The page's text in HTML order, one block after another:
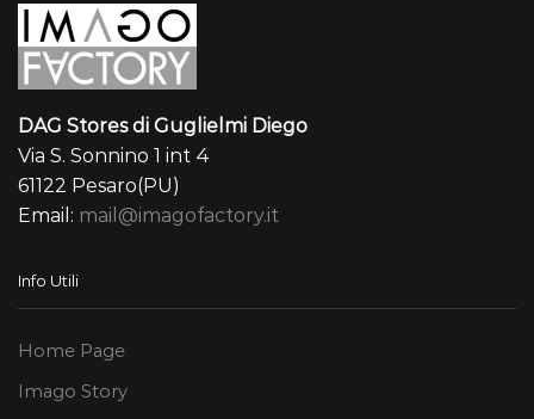
DAG Stores di Guglielmi Diego
Via S. Sonnino 1 int 4
61122 Pesaro(PU)
Email: mail@imagofactory.it
Info Utili
Home Page
Imago Story